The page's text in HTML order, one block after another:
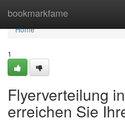
bookmarkfame
Home
Home
1
Flyerverteilung
erreichen Sie